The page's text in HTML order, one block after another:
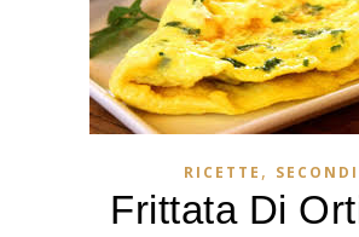
RICETTE , SECONDI
Frittata Di